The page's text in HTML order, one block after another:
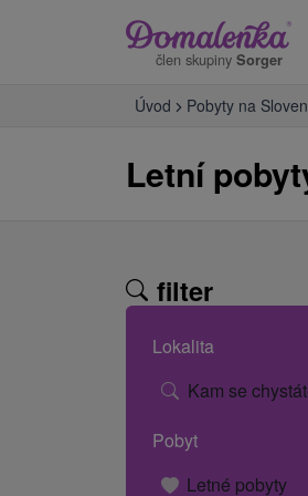
člen skupiny Sorger
Úvod Pobyty na
Letní
filter
Lokalita
Kam se
Pobyt
Letné pobyty